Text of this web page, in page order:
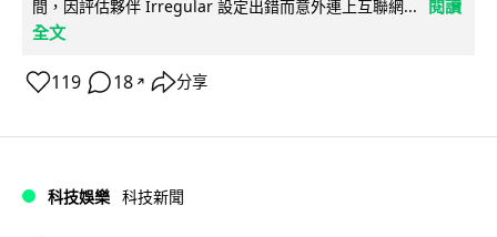
間，因評估夥伴 Irregular 設定出錯而意外連上互聯網...
閱讀
全文
119 18 ↗ 分享
科技娛樂 科技新聞